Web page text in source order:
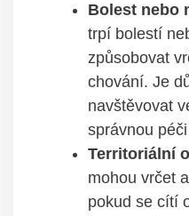
Bolest‍ nebo⁣
trpí bolestí
způsobovat
chování. Je
navštěvovat
správnou
Territoriální
mohou vrčet
⁣pokud⁢ se cítí